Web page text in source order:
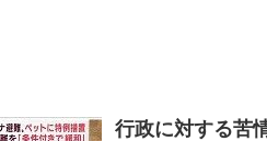
行政に対する